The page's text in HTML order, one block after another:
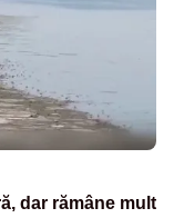
dar rămâne mult